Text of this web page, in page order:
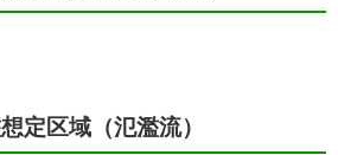
定区域（氾濫流）